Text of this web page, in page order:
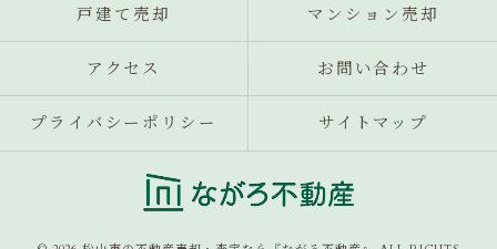
戸建て売却 マンション売却
アクセス お問い合わせ
プライバシーポリシー サイトマップ